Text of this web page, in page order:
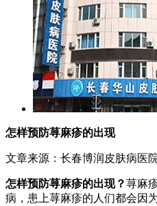
怎样预防荨麻疹的出现
文章来源：长春博润皮肤病医
怎样预防荨麻疹的出现？荨麻
病，患上荨麻疹的人们都会因